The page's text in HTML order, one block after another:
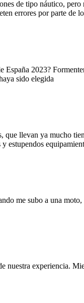
de tipo náutico,
errores por parte de
2023?
sido elegida
que llevan ya mucho
estupendos
me subo a una
nuestra experiencia.